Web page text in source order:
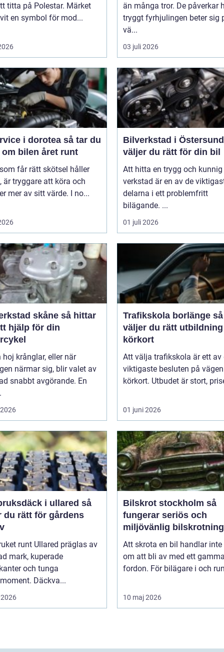
titta på Polestar. Märket
en symbol för mod...
än många tror. De påverkar
tryggt fyrhjulingen beter sig
vä...
03 juli 2026
i dorotea så tar du
om bilen året runt
får rätt skötsel håller
är tryggare att köra och
mer av sitt värde. I no...
Bilverkstad i Östersund
väljer du rätt för din bil
Att hitta en trygg och kunnig
verkstad är en av de
delarna i ett problemfritt
bilägande. ...
01 juli 2026
skåne så hittar
hjälp för din
hoj krånglar, eller när
närmar sig, blir valet av
snabbt avgörande. En
Trafikskola borlänge så
väljer du rätt
körkort
Att välja trafikskola är ett av
viktigaste besluten på
körkort. Utbudet är stort,
01 juni 2026
i ullared så
du rätt för gårdens
runt Ullared präglas av
mark, kuperade
och tunga
Däckva...
Bilskrot stockholm så
fungerar seriös och
miljövänlig bilskrotning
Att skrota en bil handlar inte
om att bli av med ett
fordon. För bilägare i och
10 maj 2026